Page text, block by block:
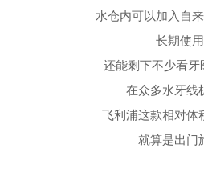
水仓内可以加入自
长期使用
还能剩下不少看牙
在众多水牙线
飞利浦这款相对体
就算是出门